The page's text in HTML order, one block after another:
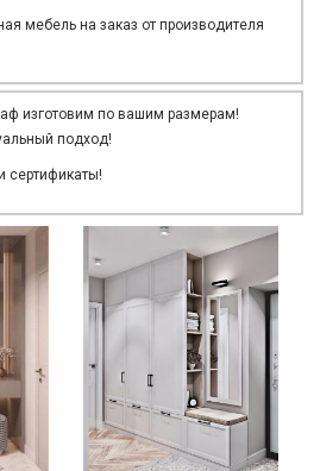
мебель на заказ от производителя
изготовим по вашим размерам!
подход!
сертификаты!